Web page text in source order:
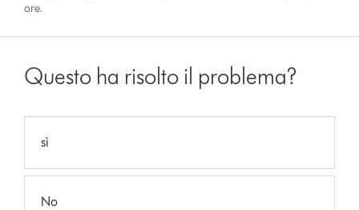
ore.
Questo ha risolto il problema?
sì
No